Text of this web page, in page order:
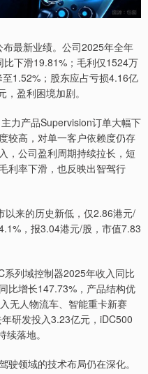
最新业绩。公司2025年全年
下滑19.81%；毛利仅1524万
1.52%；股东应占亏损4.16亿
盈利困境加剧。
力产品Supervision订单大幅下
较高，对单一客户依赖度仍存
，公司盈利周期持续拉长，短
利率下滑，也反映出智驾行
以来的历史新低，仅2.86港元/
，报3.04港元/股，市值7.83
列域控制器2025年收入同比
比增长147.73%，产品结构优
无人物流车、智能重卡新赛
研发投入3.23亿元，iDC500
落地。
领域的技术布局仍在深化。